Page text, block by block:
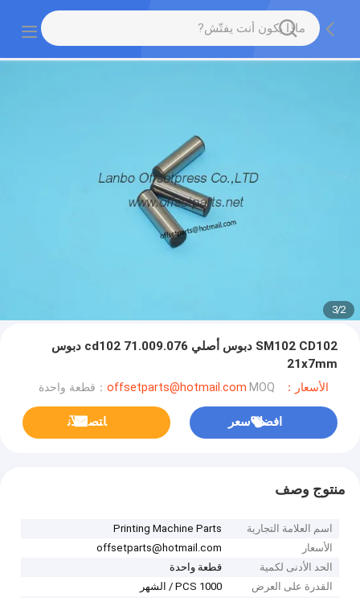
2
/
3
SM102 CD102 دبوس أصلي 71.009.076 cd102 دبوس
21x7mm
الأسعار：offsetparts@hotmail.com MOQ：قطعة واحدة
افضل سعر ﺎﺘﺼﻟ ﺍﻶﻧ
منتوج وصف
اسم العلامة التجارية
Printing Machine Parts
الأسعار
offsetparts@hotmail.com
الحد الأدنى لكمية
قطعة واحدة
القدرة على العرض
1000 PCS / الشهر